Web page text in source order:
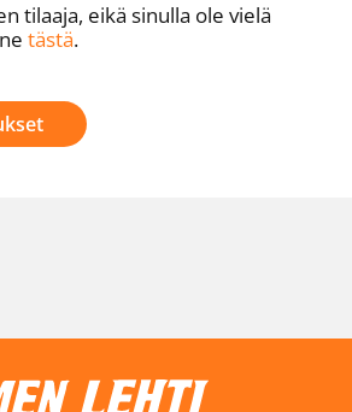
tilaaja, eikä sinulla ole vielä
tästä.